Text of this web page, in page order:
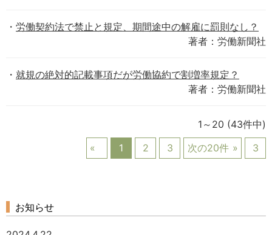
労働契約法で禁止と規定、期間途中の解雇に罰則なし？
著者：労働新聞社
就規の絶対的記載事項だが労働協約で割増率規定？
著者：労働新聞社
1～20 (43件中)
1
2 3 次の20件 3
お知らせ